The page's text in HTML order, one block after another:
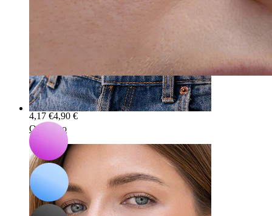
Ombelico
-15%
Bodymod Essentials
Ferro di cavallo con sfere
4,17 €4,90 €